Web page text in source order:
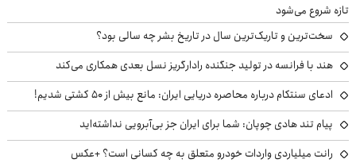
تازه شروع می‌شود
سخت‌ترین و تاریک‌ترین سال در تاریخ بشر چه سالی بود؟
هند با فرانسه در تولید جنگنده رادارگریز نسل بعدی همکاری می‌کند
ادعای سنتکام درباره محاصره دریایی ایران: مانع بیش از ۵۰ کشتی شدیم!
پیام تند هادی چوپان: شما برای ایران جز بی‌آبرویی نداشته‌اید
رانت میلیاردی واردات خودرو متعلق به چه کسانی است؟ +عکس